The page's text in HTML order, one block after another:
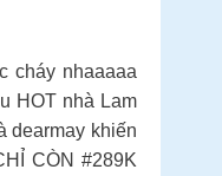
cháy nhaaaaa
HOT nhà Lam
dearmay khiến
CÒN #289K